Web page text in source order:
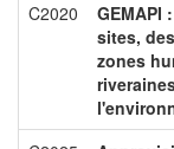
C2020
GEMAPI
sites,
zones